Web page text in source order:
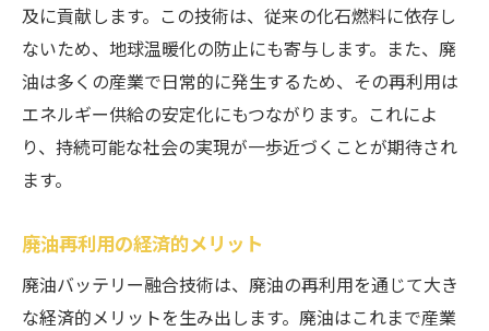
及に貢献します。この技術は、従来の化石燃料に依存し
ないため、地球温暖化の防止にも寄与します。また、廃
油は多くの産業で日常的に発生するため、その再利用は
エネルギー供給の安定化にもつながります。これによ
り、持続可能な社会の実現が一歩近づくことが期待され
ます。
廃油再利用の経済的メリット
廃油バッテリー融合技術は、廃油の再利用を通じて大き
な経済的メリットを生み出します。廃油はこれまで産業